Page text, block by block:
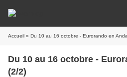
Accueil » Du 10 au 16 octobre - Eurorando en
Du 10 au 16 octobre -
(2/2)